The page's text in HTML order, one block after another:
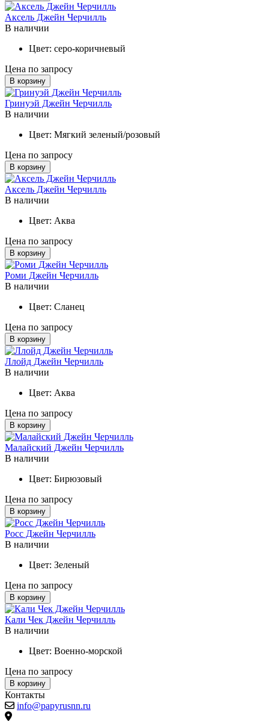
Аксель Джейн Черчилль
В наличии
Цвет: серо-коричневый
Цена по запросу
В корзину
Гринуэй Джейн Черчилль
В наличии
Цвет: Мягкий зеленый/розовый
Цена по запросу
В корзину
Аксель Джейн Черчилль
В наличии
Цвет: Аква
Цена по запросу
В корзину
Роми Джейн Черчилль
В наличии
Цвет: Сланец
Цена по запросу
В корзину
Ллойд Джейн Черчилль
В наличии
Цвет: Аква
Цена по запросу
В корзину
Малайский Джейн Черчилль
В наличии
Цвет: Бирюзовый
Цена по запросу
В корзину
Росс Джейн Черчилль
В наличии
Цвет: Зеленый
Цена по запросу
В корзину
Кали Чек Джейн Черчилль
В наличии
Цвет: Военно-морской
Цена по запросу
В корзину
Контакты
info@papyrusnn.ru